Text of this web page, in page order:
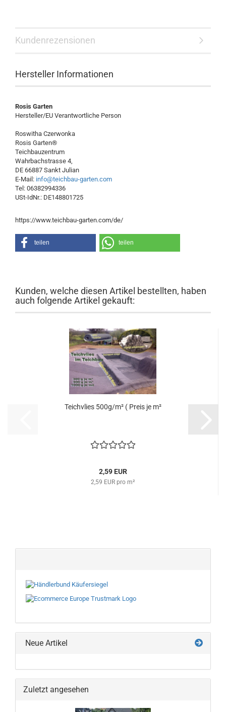
Kundenrezensionen
Hersteller Informationen
Rosis Garten
Hersteller/EU Verantwortliche Person
Roswitha Czerwonka
Rosis Garten®
Teichbauzentrum
Wahrbachstrasse 4,
DE 66887 Sankt Julian
E-Mail: info@teichbau-garten.com
Tel: 06382994336
USt-IdNr.: DE148801725
https://www.teichbau-garten.com/de/
teilen teilen
Kunden, welche diesen Artikel bestellten, haben
auch folgende Artikel gekauft:
Teichvlies 500g/m² ( Preis je m²
2,59 EUR
2,59 EUR pro m²
Neue Artikel
Zuletzt angesehen